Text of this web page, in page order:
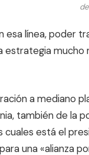
esa línea, poder
estrategia
a mediano
también de la
cuales está el
una «alianza